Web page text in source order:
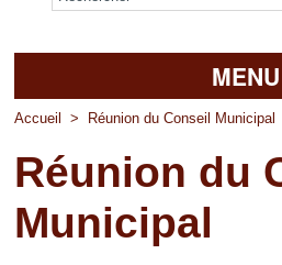
MENU
Accueil
La mairie
Découvrir Pierrefitte
Accueil > Réunion du Conseil Municipal
Réunion du
Municipal